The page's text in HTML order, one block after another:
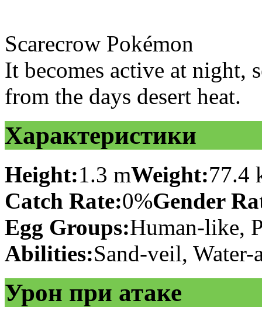
Scarecrow Pokémon
It becomes active at night,
from the days desert heat.
Характеристики
Height:1.3 mWeight:77.4
Catch Rate:0%Gender
Egg Groups:Human-like,
Abilities:Sand-veil, Water-
Урон при атаке